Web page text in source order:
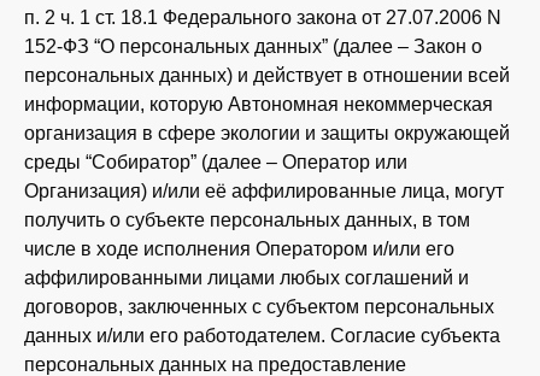
п. 2 ч. 1 ст. 18.1 Федерального закона от 27.07.2006 N
152-ФЗ “О персональных данных” (далее – Закон о
персональных данных) и действует в отношении всей
информации, которую Автономная некоммерческая
организация в сфере экологии и защиты окружающей
среды “Собиратор” (далее – Оператор или
Организация) и/или её аффилированные лица, могут
получить о субъекте персональных данных, в том
числе в ходе исполнения Оператором и/или его
аффилированными лицами любых соглашений и
договоров, заключенных с субъектом персональных
данных и/или его работодателем. Согласие субъекта
персональных данных на предоставление